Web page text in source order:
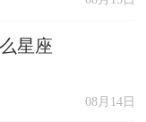
星座
08月14日